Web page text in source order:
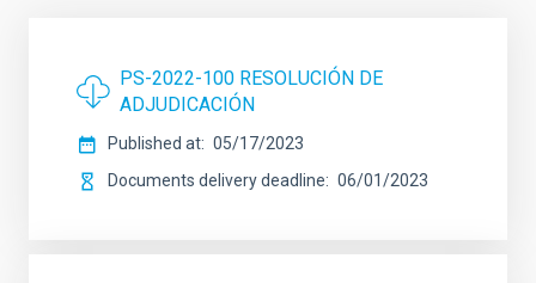
PS-2022-100 RESOLUCIÓN DE
ADJUDICACIÓN
Published at
05/17/2023
Documents delivery deadline
06/01/2023